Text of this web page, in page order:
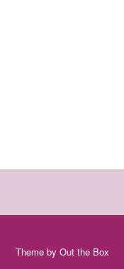
Theme by Out the Box